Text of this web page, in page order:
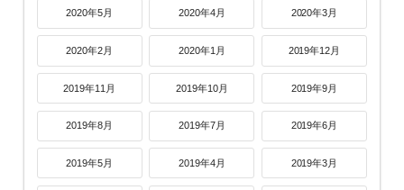
2020年5月 2020年4月 2020年3月
2020年2月 2020年1月 2019年12月
2019年11月 2019年10月 2019年9月
2019年8月 2019年7月 2019年6月
2019年5月 2019年4月 2019年3月